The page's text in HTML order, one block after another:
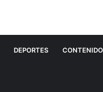
DEPORTES